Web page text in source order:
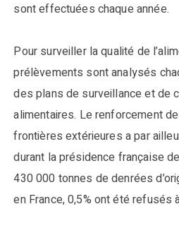
sont effectuées chaque année.
Pour surveiller la qualité de
prélèvements sont analysés
des plans de surveillance et de
alimentaires. Le renforcement
frontières extérieures a par
durant la présidence française
430 000 tonnes de denrées
en France, 0,5% ont été refusés